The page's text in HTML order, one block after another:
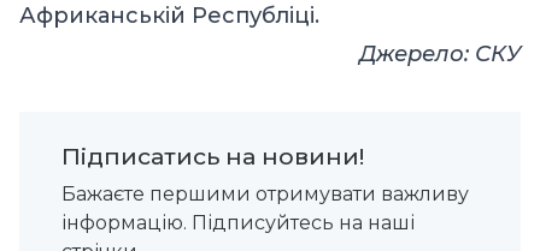
Африканській Республіці.
Джерело: СКУ
Підписатись на новини!
Бажаєте першими отримувати важливу
інформацію. Підписуйтесь на наші